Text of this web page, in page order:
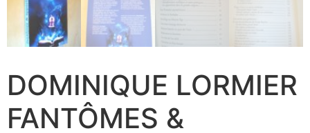
DOMINIQUE LORMIER
FANTÔMES &